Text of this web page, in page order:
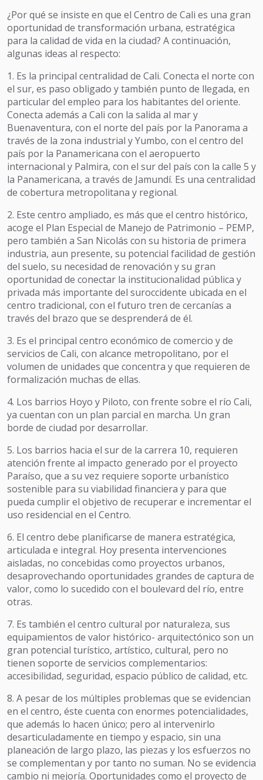
¿Por qué se insiste en que el Centro de Cali es una gran
oportunidad de transformación urbana, estratégica
para la calidad de vida en la ciudad? A continuación,
algunas ideas al respecto:
1. Es la principal centralidad de Cali. Conecta el norte con
el sur, es paso obligado y también punto de llegada, en
particular del empleo para los habitantes del oriente.
Conecta además a Cali con la salida al mar y
Buenaventura, con el norte del país por la Panorama a
través de la zona industrial y Yumbo, con el centro del
país por la Panamericana con el aeropuerto
internacional y Palmira, con el sur del país con la calle 5 y
la Panamericana, a través de Jamundí. Es una centralidad
de cobertura metropolitana y regional.
2. Este centro ampliado, es más que el centro histórico,
acoge el Plan Especial de Manejo de Patrimonio – PEMP,
pero también a San Nicolás con su historia de primera
industria, aun presente, su potencial facilidad de gestión
del suelo, su necesidad de renovación y su gran
oportunidad de conectar la institucionalidad pública y
privada más importante del suroccidente ubicada en el
centro tradicional, con el futuro tren de cercanías a
través del brazo que se desprenderá de él.
3. Es el principal centro económico de comercio y de
servicios de Cali, con alcance metropolitano, por el
volumen de unidades que concentra y que requieren de
formalización muchas de ellas.
4. Los barrios Hoyo y Piloto, con frente sobre el río Cali,
ya cuentan con un plan parcial en marcha. Un gran
borde de ciudad por desarrollar.
5. Los barrios hacia el sur de la carrera 10, requieren
atención frente al impacto generado por el proyecto
Paraíso, que a su vez requiere soporte urbanístico
sostenible para su viabilidad financiera y para que
pueda cumplir el objetivo de recuperar e incrementar el
uso residencial en el Centro.
6. El centro debe planificarse de manera estratégica,
articulada e integral. Hoy presenta intervenciones
aisladas, no concebidas como proyectos urbanos,
desaprovechando oportunidades grandes de captura de
valor, como lo sucedido con el boulevard del río, entre
otras.
7. Es también el centro cultural por naturaleza, sus
equipamientos de valor histórico- arquitectónico son un
gran potencial turístico, artístico, cultural, pero no
tienen soporte de servicios complementarios:
accesibilidad, seguridad, espacio público de calidad, etc.
8. A pesar de los múltiples problemas que se evidencian
en el centro, éste cuenta con enormes potencialidades,
que además lo hacen único; pero al intervenirlo
desarticuladamente en tiempo y espacio, sin una
planeación de largo plazo, las piezas y los esfuerzos no
se complementan y por tanto no suman. No se evidencia
cambio ni mejoría. Oportunidades como el proyecto de